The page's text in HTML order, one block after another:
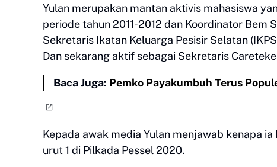
Yulan merupakan mantan aktivis mahasiswa
periode tahun 2011-2012 dan Koordinator Bem
Sekretaris Ikatan Keluarga Pesisir Selatan
Dan sekarang aktif sebagai Sekretaris
Baca Juga: Pemko Payakumbuh Terus
Kepada awak media Yulan menjawab kenapa
urut 1 di Pilkada Pessel 2020.